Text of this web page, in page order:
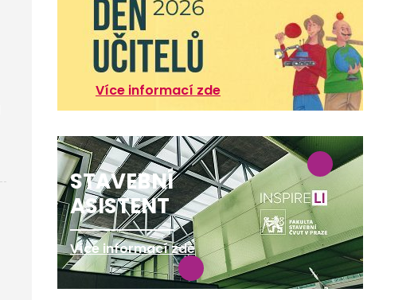
Více informací zde
STAVEBNÍ
ASISTENT
Více informací zde